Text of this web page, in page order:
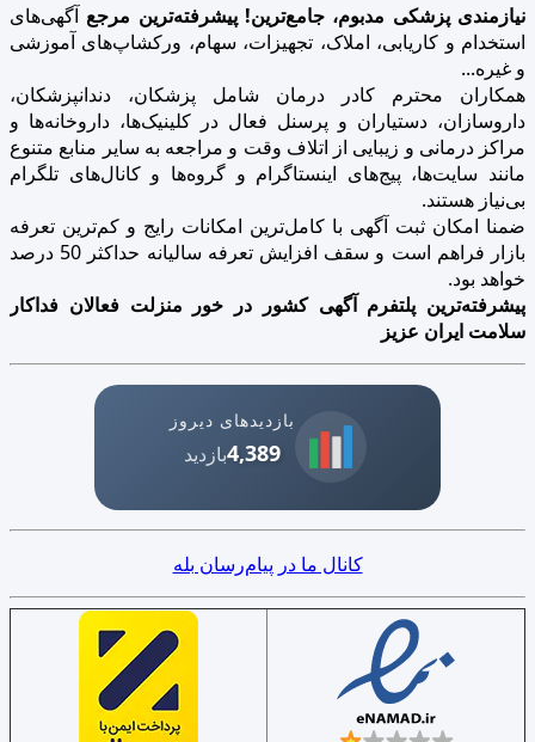
نیازمندی پزشکی مدبوم، جامع‌ترین! پیشرفته‌ترین مرجع آگهی‌های
استخدام و کاریابی، املاک، تجهیزات، سهام، ورکشاپ‌های آموزشی
و غیره...
همکاران محترم کادر درمان شامل پزشکان، دندانپزشکان،
داروسازان، دستیاران و پرسنل فعال در کلینیک‌ها، داروخانه‌ها و
مراکز درمانی و زیبایی از اتلاف وقت و مراجعه به سایر منابع متنوع
مانند سایت‌ها، پیج‌های اینستاگرام و گروه‌ها و کانال‌های تلگرام
بی‌نیاز هستند.
ضمنا امکان ثبت آگهی با کامل‌ترین امکانات رایج و کم‌ترین تعرفه
بازار فراهم است و سقف افزایش تعرفه سالیانه حداکثر 50 درصد
خواهد بود.
پیشرفته‌ترین پلتفرم آگهی کشور در خور منزلت فعالان فداکار
سلامت ایران عزیز
بازدیدهای دیروز
4,389بازدید
کانال ما در پیام‌رسان بله